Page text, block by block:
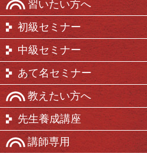
習いたい方へ
初級セミナー
中級セミナー
あて名セミナー
教えたい方へ
先生養成講座
講師専用